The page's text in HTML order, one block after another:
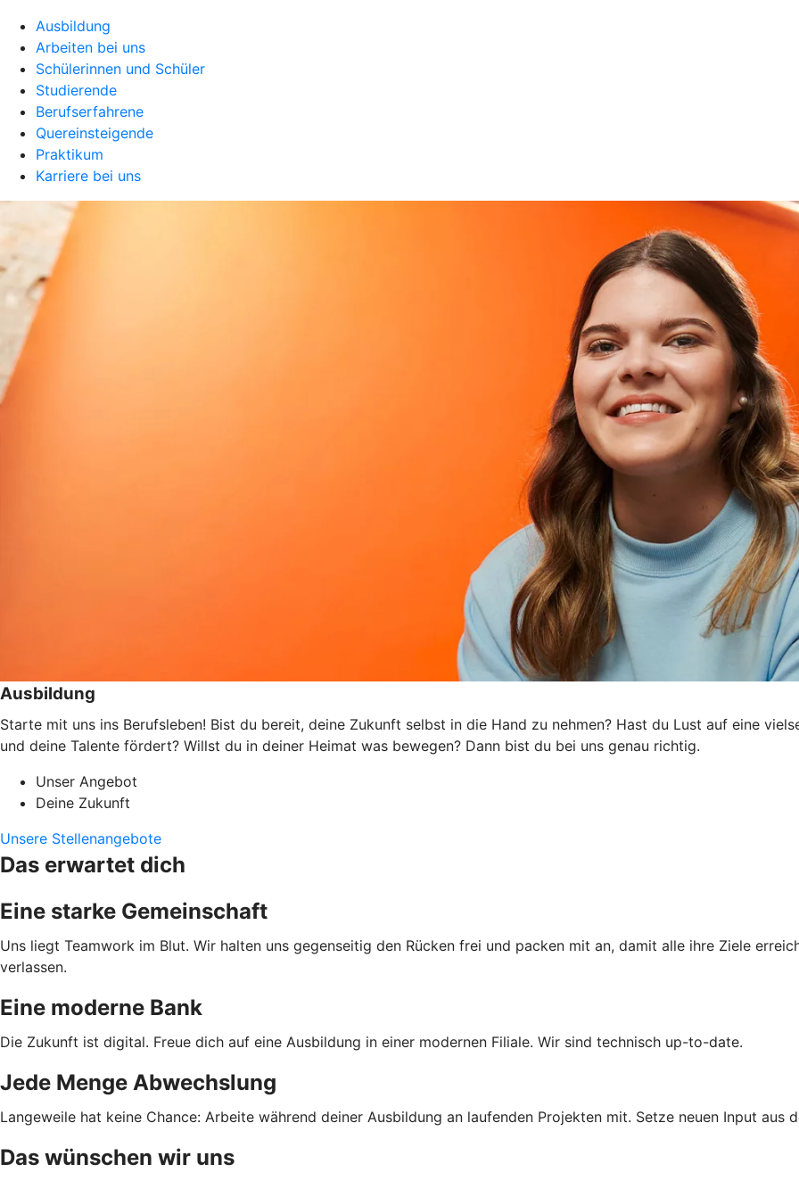
Ausbildung
Arbeiten bei uns
Schülerinnen und Schüler
Studierende
Berufserfahrene
Quereinsteigende
Praktikum
Karriere bei uns
Ausbildung
Starte mit uns ins Berufsleben! Bist du bereit, deine Zukunft selbst in die Hand zu nehmen? Hast du Lust auf eine
und deine Talente fördert? Willst du in deiner Heimat was bewegen? Dann bist du bei uns genau richtig.
Unser Angebot
Deine Zukunft
Unsere Stellenangebote
Das erwartet dich
Eine starke Gemeinschaft
Uns liegt Teamwork im Blut. Wir halten uns gegenseitig den Rücken frei und packen mit an, damit alle ihre Ziele
verlassen.
Eine moderne Bank
Die Zukunft ist digital. Freue dich auf eine Ausbildung in einer modernen Filiale. Wir sind technisch up-to-date.
Jede Menge Abwechslung
Langeweile hat keine Chance: Arbeite während deiner Ausbildung an laufenden Projekten mit. Setze neuen Input aus
Das wünschen wir uns